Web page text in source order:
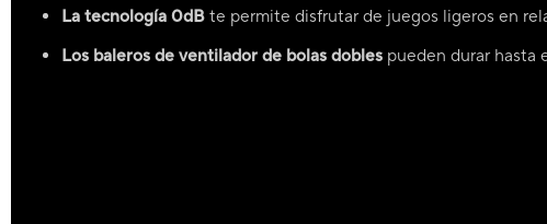
La tecnología 0dB te permite disfrutar de juegos ligeros en
Los baleros de ventilador de bolas dobles pueden durar hasta